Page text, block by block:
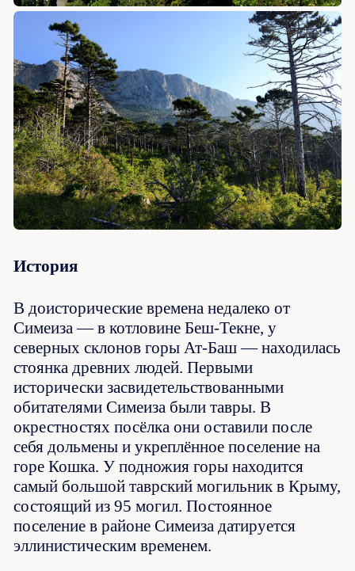
История
В доисторические времена недалеко от
Симеиза — в котловине Беш-Текне, у
северных склонов горы Ат-Баш — находилась
стоянка древних людей. Первыми
исторически засвидетельствованными
обитателями Симеиза были тавры. В
окрестностях посёлка они оставили после
себя дольмены и укреплённое поселение на
горе Кошка. У подножия горы находится
самый большой таврский могильник в Крыму,
состоящий из 95 могил. Постоянное
поселение в районе Симеиза датируется
эллинистическим временем.